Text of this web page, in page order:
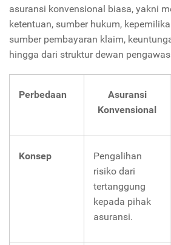
asuransi konvensional biasa, yakni
ketentuan, sumber hukum,
sumber pembayaran klaim,
hingga dari struktur dewan
Perbedaan
Asuransi
Konvensional
Konsep
Pengalihan
risiko dari
tertanggung
kepada pihak
asuransi.